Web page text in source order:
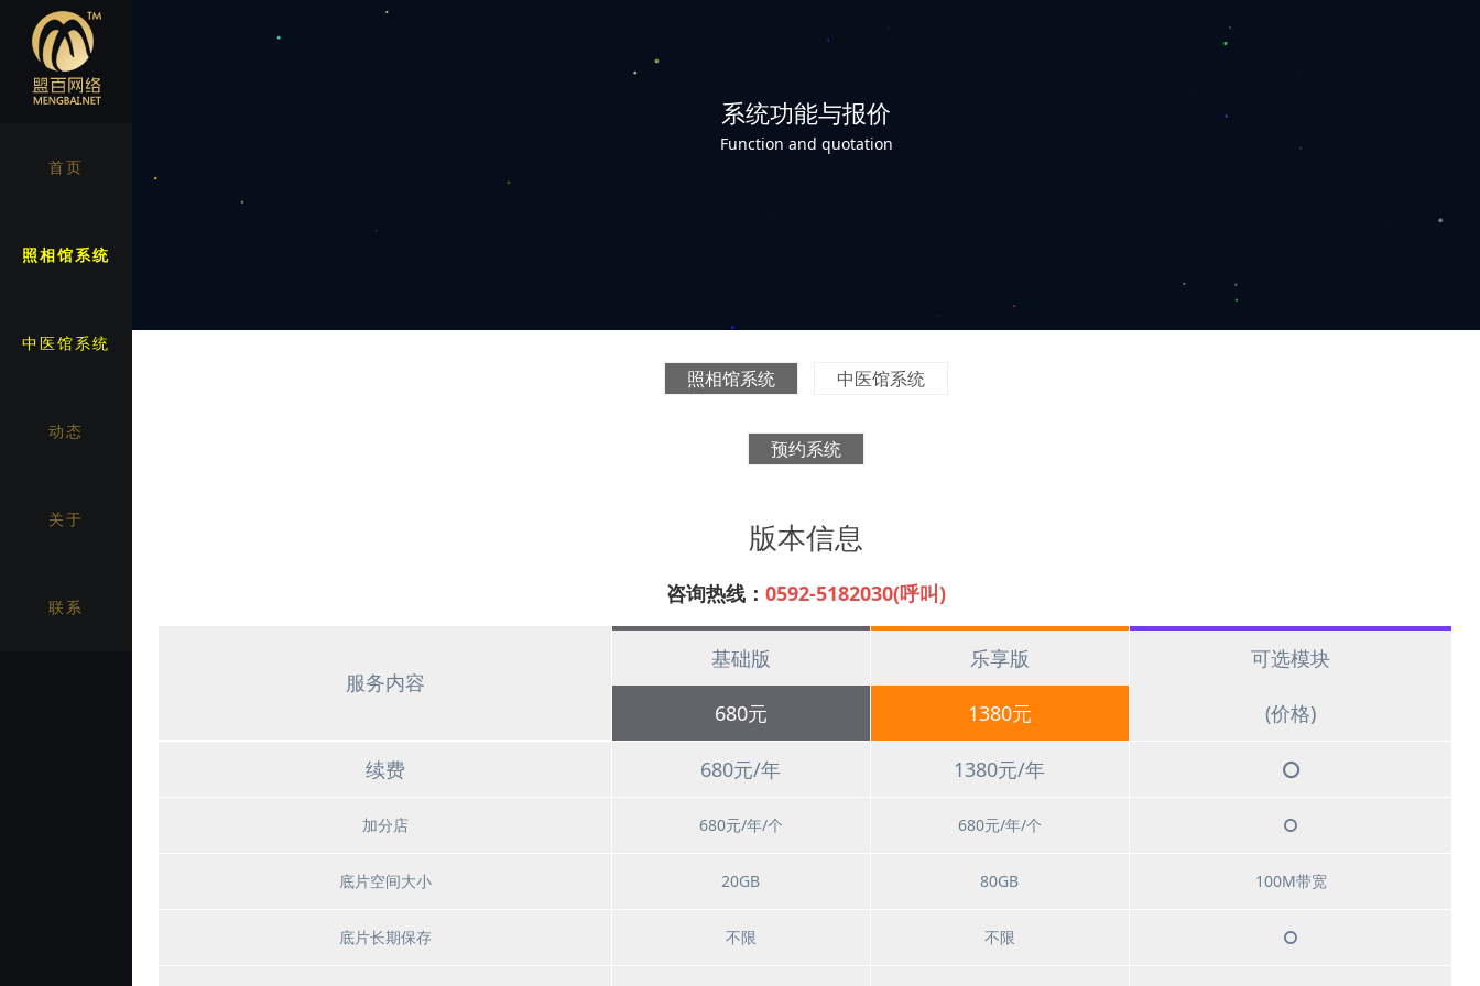
首页
照相馆系统
中医馆系统
动态
关于
联系
系统功能与报价
Function and quotation
照相馆系统 中医馆系统
预约系统
版本信息
咨询热线： 0592-5182030(呼叫)
服务内容
基础版
680元
乐享版
1380元
可选模块
(价格)
续费 680元/年 1380元/年
加分店 680元/年/个 680元/年/个
底片空间大小 20GB 80GB 100M带宽
底片长期保存 不限 不限